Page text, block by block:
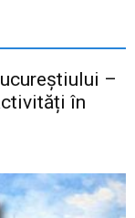
–
în